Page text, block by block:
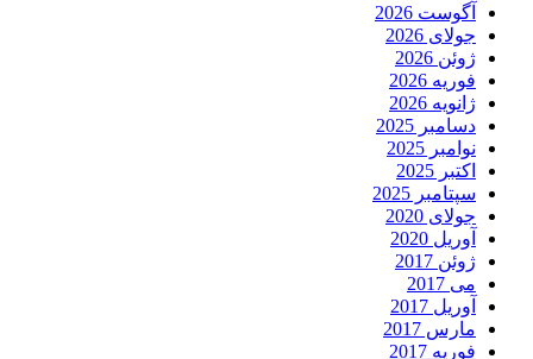
آگوست 2026
جولای 2026
ژوئن 2026
فوریه 2026
ژانویه 2026
دسامبر 2025
نوامبر 2025
اکتبر 2025
سپتامبر 2025
جولای 2020
آوریل 2020
ژوئن 2017
می 2017
آوریل 2017
مارس 2017
فوریه 2017